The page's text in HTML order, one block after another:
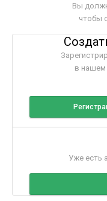
Вы
чтобы
в нашем
Уже есть